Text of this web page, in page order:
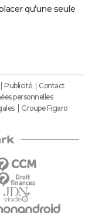
qu'une seule
Publicité
Contact
personnelles
Groupe Figaro